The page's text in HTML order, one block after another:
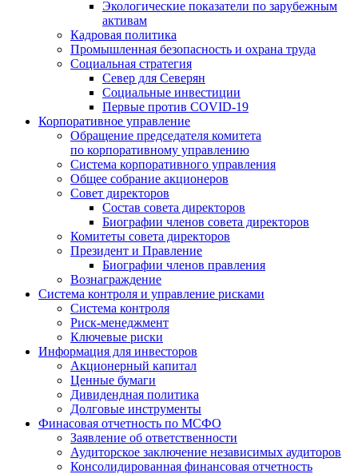
Экологические показатели по зарубежным
активам
Кадровая политика
Промышленная безопасность и охрана труда
Социальная стратегия
Север для Северян
Социальные инвестиции
Первые против COVID‑19
Корпоративное управление
Обращение председателя комитета
по корпоративному управлению
Система корпоративного управления
Общее собрание акционеров
Совет директоров
Состав совета директоров
Биографии членов совета директоров
Комитеты совета директоров
Президент и Правление
Биографии членов правления
Вознаграждение
Система контроля и управление рисками
Система контроля
Риск-менеджмент
Ключевые риски
Информация для инвесторов
Акционерный капитал
Ценные бумаги
Дивидендная политика
Долговые инструменты
Финасовая отчетность по МСФО
Заявление об ответственности
Аудиторское заключение независимых аудиторов
Консолидированная финансовая отчетность